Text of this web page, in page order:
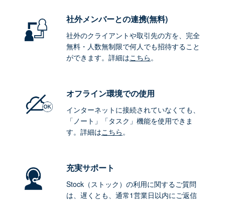
社外メンバーとの連携(無料)
社外のクライアントや取引先の方を、完全
無料・人数無制限で何人でも招待すること
ができます。詳細はこちら。
オフライン環境での使用
インターネットに接続されていなくても、
「ノート」「タスク」機能を使用できま
す。詳細はこちら。
充実サポート
Stock（ストック）の利用に関するご質問
は、遅くとも、通常1営業日以内にご返信